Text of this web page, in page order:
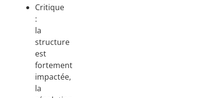
Critique
:
la
structure
est
fortement
impactée,
la